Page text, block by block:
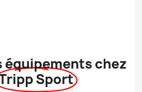
équipements chez
Sport